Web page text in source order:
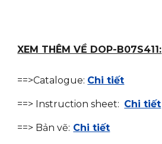
XEM THÊM VỀ DOP-B07S411:
==>Catalogue: Chi tiết
==> Instruction sheet: Chi tiết
==> Bản vẽ: Chi tiết